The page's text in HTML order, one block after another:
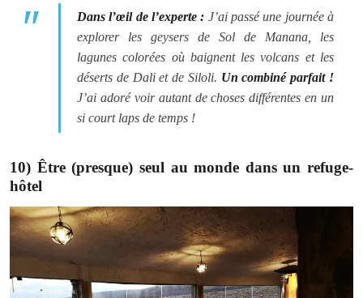
Dans l’œil de l’experte : J’ai passé une journée à
explorer les geysers de Sol de Manana, les
lagunes colorées où baignent les volcans et les
déserts de Dali et de Siloli. Un combiné parfait !
J’ai adoré voir autant de choses différentes en un
si court laps de temps !
10) Être (presque) seul au monde dans un refuge-
hôtel